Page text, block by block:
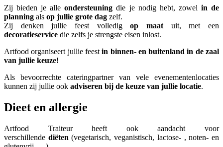
Zij bieden je alleondersteuning die je nodig hebt, zowel in de
planning als op jullie grote dag zelf.
Zij denken jullie feest volledigop maat uit, met een
decoratieservice die zelfs je strengste eisen inlost.
Artfood organiseert jullie feestin binnen- en buitenland in de zaal
van jullie keuze!
Als bevoorrechte cateringpartner van vele evenementenlocaties
kunnen zij jullie ook adviseren bij de keuze van jullie locatie.
Dieet en allergie
Artfood Traiteur heeft ook aandacht voor
verschillende diëten(vegetarisch, veganistisch, lactose- , noten- en